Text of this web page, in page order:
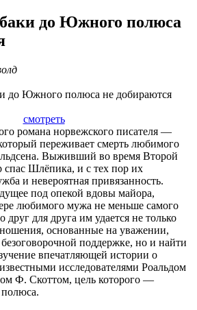
до Южного полюса
смотреть
романа норвежского писателя —
переживает смерть любимого
Выживший во время Второй
Шлёпика, и с тех пор их
и невероятная привязанность.
под опекой вдовы майора,
любимого мужа не меньше самого
для друга им удается не только
основанные на уважении,
безоговорочной поддержке, но и найти
впечатляющей истории о
исследователями Роальдом
Ф. Скоттом, цель которого —